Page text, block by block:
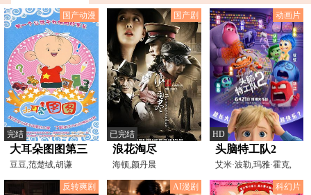
国产动漫
完结
大耳朵图图第三
季
豆豆,范楚绒,胡谦
国产剧
已完结
浪花淘尽
海顿,颜丹晨
动画片
HD
头脑特工队2
艾米·波勒,玛雅·霍克,
肯辛顿·托尔曼,莉
反转爽剧
AI漫剧 科幻片